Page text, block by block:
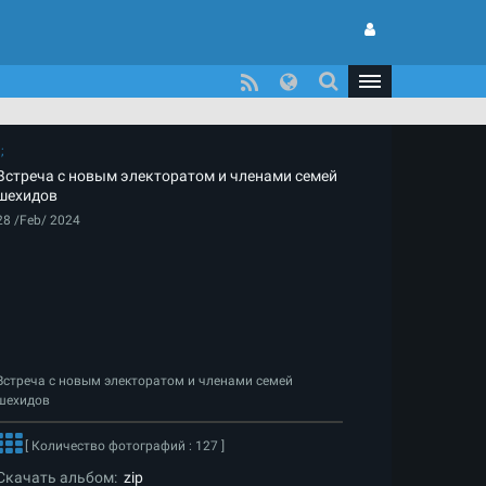
с новым электоратом и членами семей
/Feb/ 2024
с новым электоратом и членами семей
[ Количество фотографий : 127 ]
альбом: zip